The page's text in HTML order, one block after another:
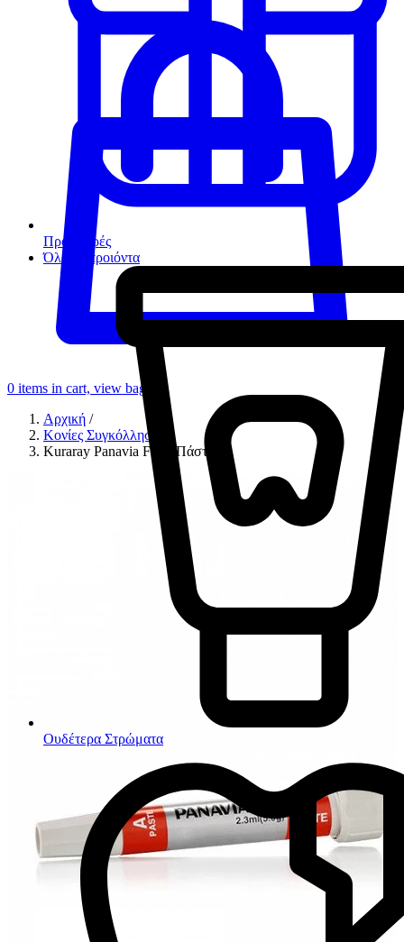
Προσφορές
Όλα τα προιόντα
Ουδέτερα Στρώματα
0 items in cart, view bag
Αρχική /
Κονίες Συγκόλλησης
Kuraray Panavia F 2.0 Πάστα A